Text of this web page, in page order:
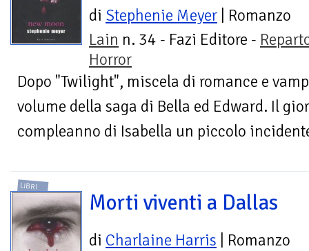
di Stephenie Meyer | Romanzo
Lain n. 34 - Fazi Editore -
Horror
Dopo "Twilight", miscela di romance e
volume della saga di Bella ed Edward. Il
compleanno di Isabella un piccolo
LIBRI
Morti viventi a Dallas
di Charlaine Harris | Romanzo